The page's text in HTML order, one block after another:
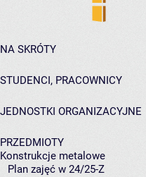
NA SKRÓTY
STUDENCI, PRACOWNICY
JEDNOSTKI ORGANIZACYJNE
PRZEDMIOTY
Konstrukcje metalowe
Plan zajęć w 24/25-Z